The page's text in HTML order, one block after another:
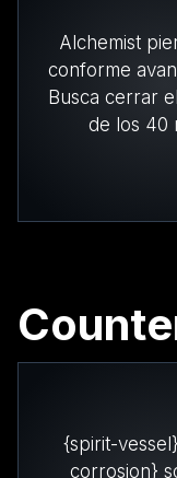
Alchemist
conforme
Busca cerrar
de los 40
{spirit-
corrosion}